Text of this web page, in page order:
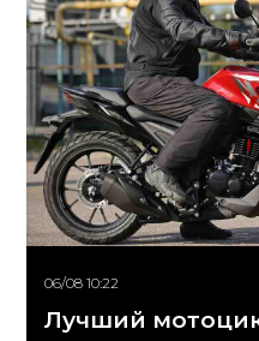
06/08 10:22
Лучший